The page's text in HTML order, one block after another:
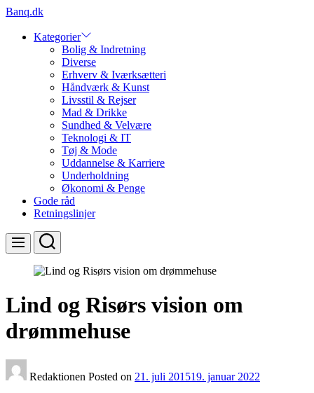
Skip
content
Banq.dk
Kategorier
Bolig & Indretning
Diverse
Erhverv & Iværksætteri
Håndværk & Kunst
Livsstil & Rejser
Mad & Drikke
Sundhed & Velvære
Teknologi & IT
Tøj & Mode
Uddannelse & Karriere
Underholdning
Økonomi & Penge
Gode råd
Retningslinjer
Menu Search
Lind og Risørs vision om
drømmehuse
Redaktionen Posted on 21. juli 201519. januar 2022